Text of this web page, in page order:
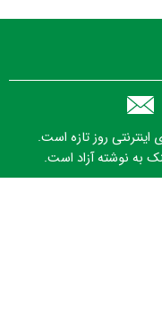
روز تازه است.
به نوشته آزاد است.